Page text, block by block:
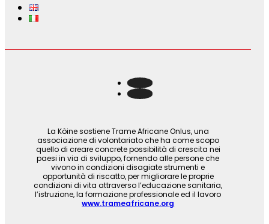
La Kòine sostiene Trame Africane Onlus, una
associazione di volontariato che ha come scopo
quello di creare concrete possibilità di crescita nei
paesi in via di sviluppo, fornendo alle persone che
vivono in condizioni disagiate strumenti e
opportunità di riscatto, per migliorare le proprie
condizioni di vita attraverso l’educazione sanitaria,
l’istruzione, la formazione professionale ed il lavoro
www.trameafricane.org